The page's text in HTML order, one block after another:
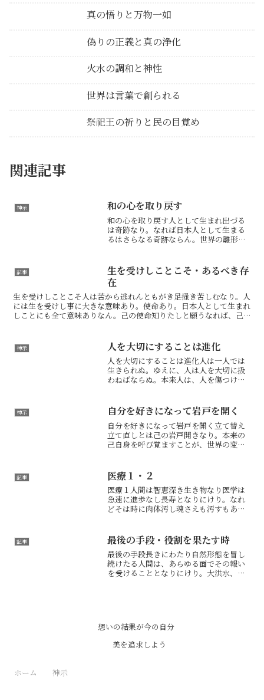
真の悟りと万物一如
偽りの正義と真の浄化
火水の調和と神性
世界は言葉で創られる
祭祀王の祈りと民の目覚め
関連記事
神示 和の心を取り戻す
和の心を取り戻す人として生まれ出づる
は奇跡なり。なれば日本人として生まる
るはさらなる奇跡ならん。世界の雛形と
ずる礼節ある道徳心、素晴らしき伝統文
化あり。言霊も文字も美し...
記事
生を受けしことこそ・あるべき存
在
生を受けしことこそ人は苦から逃れんともがき足掻き苦しむなり。人
には生を受けし事に大きな意味あり。使命あり。日本人として生まれ
しことにも全て意味ありなん。己の使命知りたしと願うなれば、己
神示 人を大切にすることは進化
人を大切にすることは進化人は一人では
生きられぬ。ゆえに、人は人を大切に扱
わねばならぬ。本来人は、人を傷つけら
世には辿り着かぬ。皆々の協力ありてこ
その立て替え立て直しなり...
神示 自分を好きになって岩戸を開く
自分を好きになって岩戸を開く立て替え
立て直しとは己の岩戸開きなり。本来の
己自身を呼び覚ますことが、世界の変革
は不要なり。己の過ちを省みさらなる成
長を図ればよし。これより...
記事 医療１・２
医療１人間は智恵深き生き物なり医学は
急速に進歩なし長寿となりにけり。なれ
どそは時に肉体汚し魂さえも汚すもあり
乱用は副作用もたらし目には見えぬとも
新しき病起こす素となりにけ...
記事 最後の手段・役割を果たす時
最後の手段長きにわたり自然形態を冒し
続けたる人間は、あらゆる面でその報い
を受けることとなりにけり。大洪水、予
想いの結果が今の自分
美を追求しよう
ホーム 神示